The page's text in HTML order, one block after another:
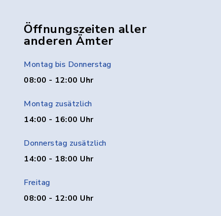
Öffnungszeiten aller
anderen Ämter
Montag bis Donnerstag
08:00 - 12:00 Uhr
Montag zusätzlich
14:00 - 16:00 Uhr
Donnerstag zusätzlich
14:00 - 18:00 Uhr
Freitag
08:00 - 12:00 Uhr